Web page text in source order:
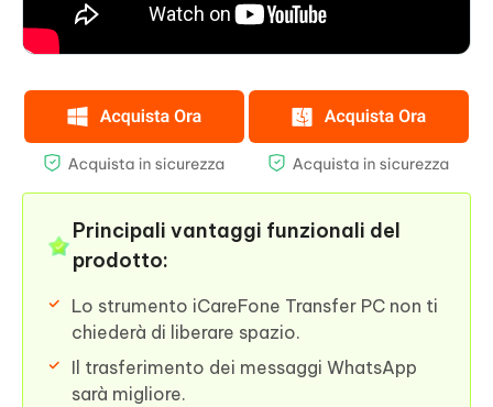
Principali vantaggi funzionali del
prodotto:
Lo strumento iCareFone Transfer PC non ti
chiederà di liberare spazio.
Il trasferimento dei messaggi WhatsApp
sarà migliore.